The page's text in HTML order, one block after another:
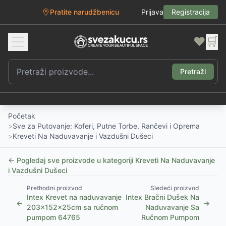
Pratite narudžbenicu Prijava Registracija
❤️ 🛒
Pretraži
Početak
>Sve za Putovanje: Koferi, Putne Torbe, Rančevi i Oprema
>Kreveti Na Naduvavanje i Vazdušni Dušeci
← Pogledaj sve proizvode u kategoriji Kreveti Na Naduvavanje
i Vazdušni Dušeci
←
Prethodni proizvod
Intex Krevet na naduvavanje
203x152x25cm sa ručnom
pumpom 64765
Sledeći proizvod
Intex Bračni Dušek Na
Naduvavanje Sa
Ručnom Pumpom
→